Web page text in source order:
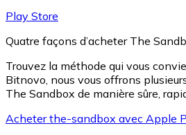
Play Store
Quatre façons d’acheter The
Trouvez la méthode qui vous
Bitnovo, nous vous offrons
The Sandbox de manière sûre,
Acheter the-sandbox avec Apple